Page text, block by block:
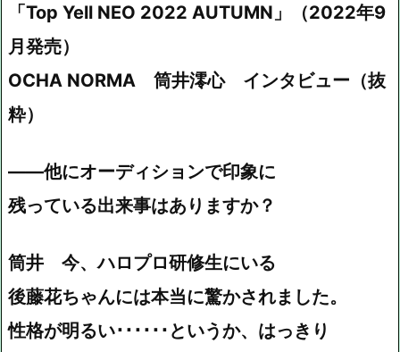
「Top Yell NEO 2022 AUTUMN」（2022年9
月発売）
OCHA NORMA 筒井澪心 インタビュー（抜
粋）
――他にオーディションで印象に
残っている出来事はありますか？
筒井 今、ハロプロ研修生にいる
後藤花ちゃんには本当に驚かされました。
性格が明るい･･････というか、はっきり